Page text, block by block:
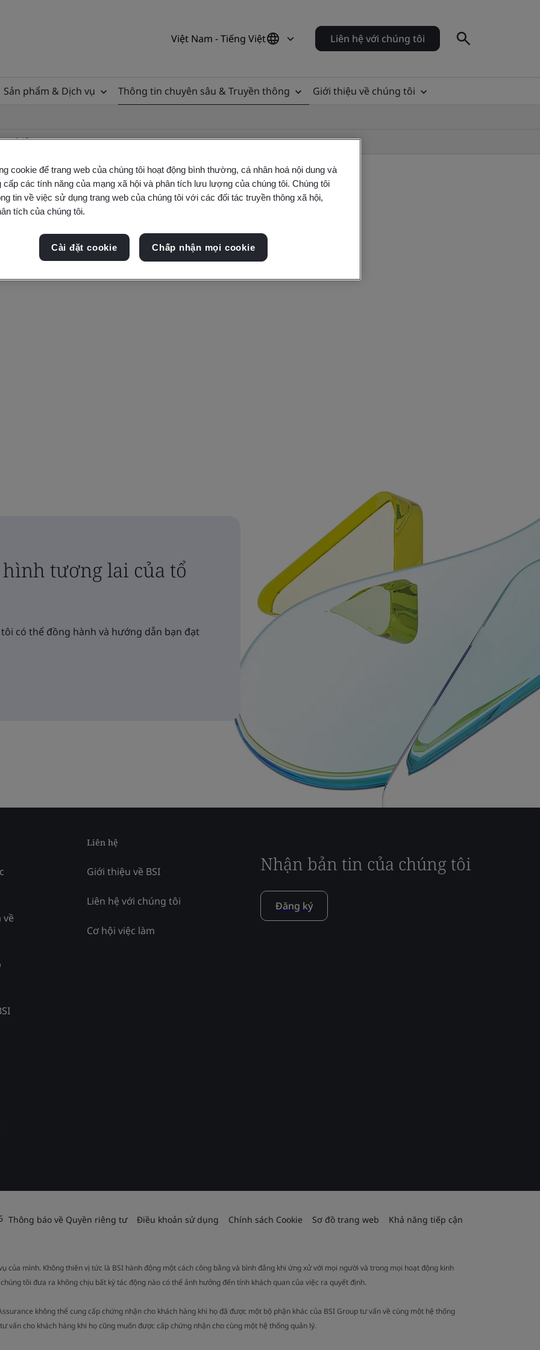
Việt Nam - Tiếng Việt Liên hệ với chúng tôi
Sản phẩm & Dịch vụ Thông tin chuyên sâu & Truyền thông
Giới thiệu về chúng tôi
hiệu
tương lai của tổ
có thể đồng hành và hướng dẫn bạn đạt
về
Liên hệ
Giới thiệu về BSI
Liên hệ với chúng tôi
Cơ hội việc làm
Nhận bản tin của chúng tôi
Đăng ký
Thông báo về Quyền riêng tư Điều khoản sử dụng Chính sách Cookie Sơ đồ trang web Khả năng tiếp cận
của mình. Không thiên vị tức là BSI hành động một cách công bằng và bình đẳng khi ứng xử với mọi người và trong mọi hoạt động kinh
tôi đưa ra không chịu bất kỳ tác động nào có thể ảnh hưởng đến tính khách quan của việc ra quyết định.
không thể cung cấp chứng nhận cho khách hàng khi họ đã được một bộ phận khác của BSI Group tư vấn về cùng một hệ thống
vấn cho khách hàng khi họ cũng muốn được cấp chứng nhận cho cùng một hệ thống quản lý.
cookie để trang web của chúng tôi hoạt động bình thường, cá nhân hoá nội dung và
cấp các tính năng của mạng xã hội và phân tích lưu lượng của chúng tôi. Chúng tôi
tin về việc sử dụng trang web của chúng tôi với các đối tác truyền thông xã hội,
tích của chúng tôi.
Cài đặt cookie Chấp nhận mọi cookie